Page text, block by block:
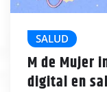
SALUD
M de Mujer
digital en